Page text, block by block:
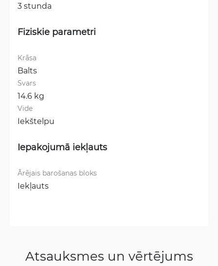
3 stunda
Fiziskie parametri
Krāsa
Balts
Svars
14.6 kg
Vide
Iekštelpu
Iepakojumā iekļauts
Ārējais barošanas bloks
Iekļauts
Atsauksmes un vērtējums